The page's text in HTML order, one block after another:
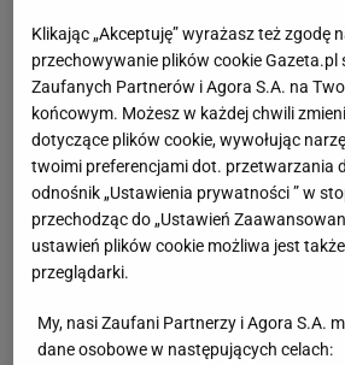
Klikając „Akceptuję” wyrażasz też zgodę
przechowywanie plików cookie Gazeta.pl
Zaufanych Partnerów i Agora S.A. na
końcowym. Możesz w każdej chwili
dotyczące plików cookie, wywołując
twoimi preferencjami dot. przetwarzania
odnośnik „Ustawienia prywatności ” w
przechodząc do „Ustawień
ustawień plików cookie możliwa jest
przeglądarki.
My, nasi Zaufani Partnerzy i Agora S.A.
dane osobowe w następujących celach: